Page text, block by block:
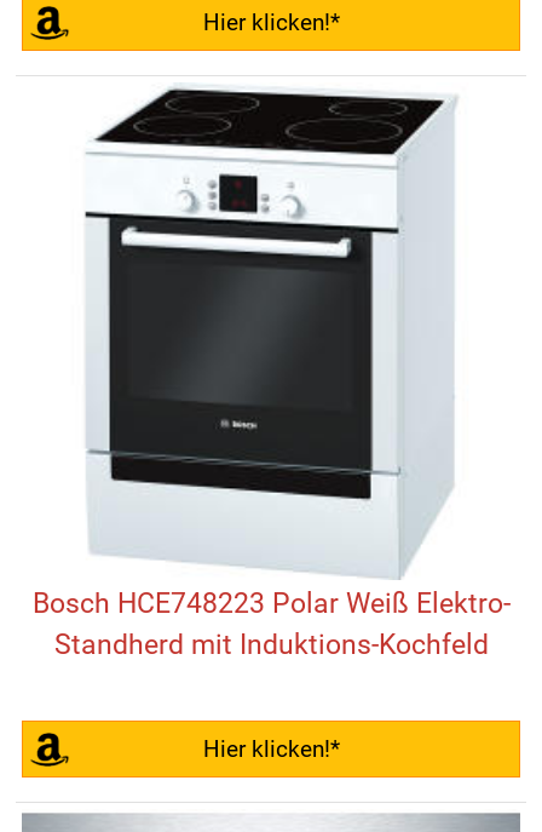
Hier klicken!*
Bosch HCE748223 Polar Weiß Elektro-
Standherd mit Induktions-Kochfeld
Hier klicken!*